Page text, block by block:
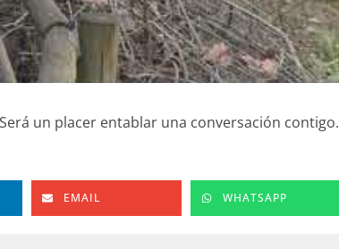
un placer entablar una conversación contigo.
EMAIL WHATSAPP